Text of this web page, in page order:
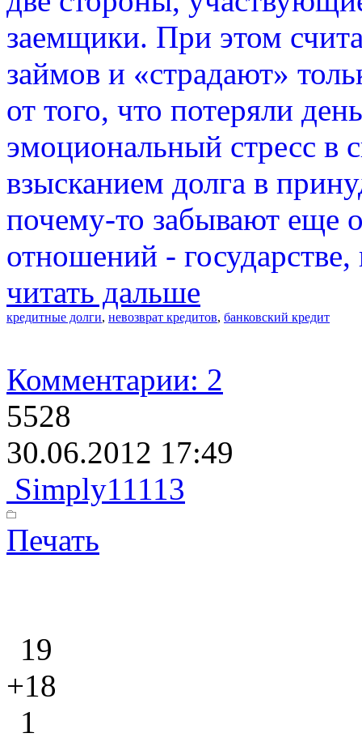
заемщики. При этом
займов и «страдают»
от того, что потеряли
эмоциональный стресс в
взысканием долга в
почему-то забывают еще
отношений - государстве,
читать дальше
кредитные долги, невозврат кредитов, банковский кредит
Комментарии: 2
5528
30.06.2012 17:49
Simply11113
Печать
19
+18
1